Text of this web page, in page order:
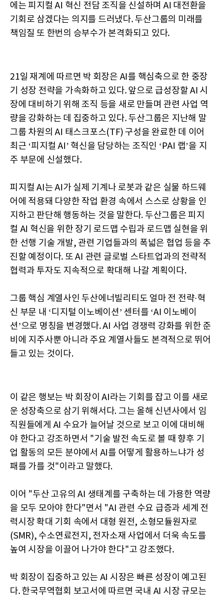
에는 피지컬 AI 혁신 전담 조직을 신설하며 AI 대전환을
기회로 삼겠다는 의지를 드러냈다. 두산그룹의 미래를
책임질 또 한번의 승부수가 본격화되고 있다.
21일 재계에 따르면 박 회장은 AI를 핵심축으로 한 중장
기 성장 전략을 가속화하고 있다. 앞으로 급성장할 AI 시
장에 대비하기 위해 조직 등을 새로 만들며 관련 사업 역
량을 강화하는 데 집중하고 있다. 두산그룹은 지난해 말
그룹 차원의 AI 태스크포스(TF) 구성을 완료한 데 이어
최근 ‘피지컬 AI’ 혁신을 담당하는 조직인 ‘PAI 랩’을 지
주 부문에 신설했다.
피지컬 AI는 AI가 실제 기계나 로봇과 같은 실물 하드웨
어에 적용돼 다양한 작업 환경 속에서 스스로 상황을 인
지하고 판단해 행동하는 것을 말한다. 두산그룹은 피지
컬 AI 혁신을 위한 장기 로드맵 수립과 로드맵 실현을 위
한 선행 기술 개발, 관련 기업들과의 폭넓은 협업 등을 추
진할 예정이다. 또 AI 관련 글로벌 스타트업과의 전략적
협력과 투자도 지속적으로 확대해 나갈 계획이다.
그룹 핵심 계열사인 두산에너빌리티도 얼마 전 전략·혁
신 부문 내 ‘디지털 이노베이션’ 센터를 ‘AI 이노베이
션’으로 명칭을 변경했다. AI 사업 경쟁력 강화를 위한 준
비에 지주사뿐 아니라 주요 계열사들도 본격적으로 뛰어
들고 있는 것이다.
이 같은 행보는 박 회장이 AI라는 기회를 잡고 이를 새로
운 성장축으로 삼기 위해서다. 그는 올해 신년사에서 임
직원들에게 AI 수요가 늘어날 것으로 보고 이에 대비해
야 한다고 강조하면서 "기술 발전 속도로 볼 때 향후 기
업 활동의 모든 분야에서 AI를 어떻게 활용하느냐가 성
패를 가를 것"이라고 말했다.
이어 "두산 고유의 AI 생태계를 구축하는 데 가용한 역량
을 모두 모아야 한다"면서 "AI 관련 수요 급증과 세계 전
력시장 확대 기회 속에서 대형 원전, 소형모듈원자로
(SMR), 수소연료전지, 전자소재 사업에서 더욱 속도를
높여 시장을 이끌어 나가야 한다"고 강조했다.
박 회장이 집중하고 있는 AI 시장은 빠른 성장이 예고된
다. 한국무역협회 보고서에 따르면 국내 AI 시장 규모는